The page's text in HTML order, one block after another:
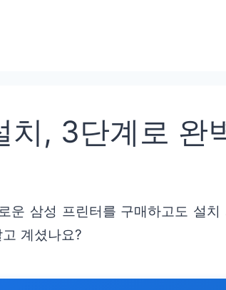
치, 3단계로 완
운 삼성 프린터를 구매하고도 설
계셨나요?